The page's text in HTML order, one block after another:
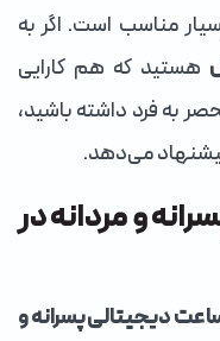
مناسب است. اگر به
هستید که هم کارایی
به فرد داشته باشید،
می‌دهد.
و مردانه در
دیجیتالی پسرانه و